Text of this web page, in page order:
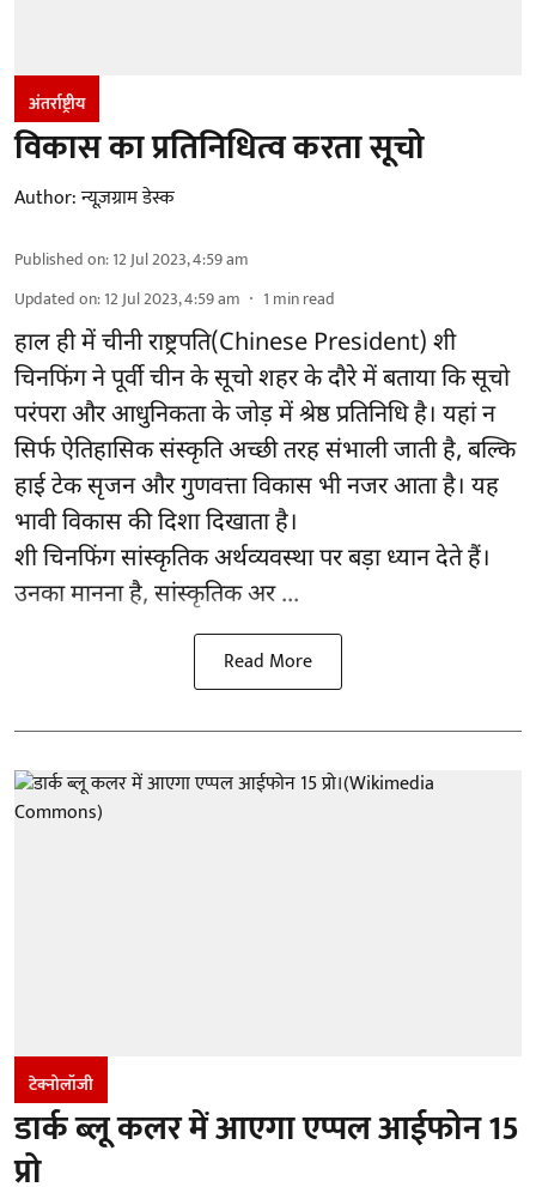
अंतर्राष्ट्रीय
विकास का प्रतिनिधित्व करता सूचो
Author:न्यूज़ग्राम डेस्क
Published on:12 Jul 2023, 4:59 am
Updated on:12 Jul 2023, 4:59 am 1 min read
हाल ही में चीनी राष्ट्रपति(Chinese President) शी
चिनफिंग ने पूर्वी चीन के सूचो शहर के दौरे में बताया कि सूचो
परंपरा और आधुनिकता के जोड़ में श्रेष्ठ प्रतिनिधि है। यहां न
सिर्फ ऐतिहासिक संस्कृति अच्छी तरह संभाली जाती है, बल्कि
हाई टेक सृजन और गुणवत्ता विकास भी नजर आता है। यह
भावी विकास की दिशा दिखाता है।
शी चिनफिंग सांस्कृतिक अर्थव्यवस्था पर बड़ा ध्यान देते हैं।
उनका मानना है, सांस्कृतिक अर ...
Read More
टेक्नोलॉजी
डार्क ब्लू कलर में आएगा एप्पल आईफोन 15
प्रो